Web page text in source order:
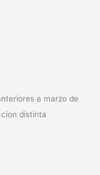
a marzo de
distinta